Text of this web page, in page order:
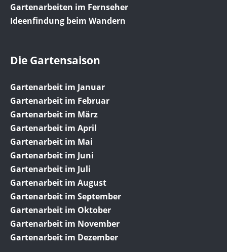
Gartenarbeiten im Fernseher
Ideenfindung beim Wandern
Die Gartensaison
Gartenarbeit im Januar
Gartenarbeit im Februar
Gartenarbeit im März
Gartenarbeit im April
Gartenarbeit im Mai
Gartenarbeit im Juni
Gartenarbeit im Juli
Gartenarbeit im August
Gartenarbeit im September
Gartenarbeit im Oktober
Gartenarbeit im November
Gartenarbeit im Dezember